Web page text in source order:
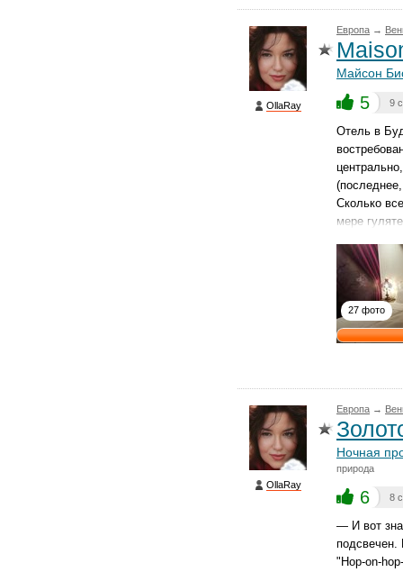
OllaRay
Европа →
Майсон
5 9
Отель в
Сколько
мере
27 фото
OllaRay
Европа →
Ночная
природа
6 8
— И вот
подсвечен.
"Hop-on-